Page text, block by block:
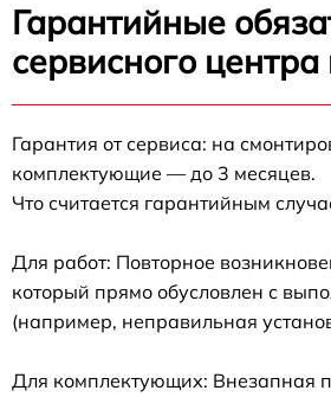
Гарантийные
сервисного
Гарантия от сервиса: на
комплектующие — до 3 месяцев.
Что считается гарантийным
Для работ: Повторное
который прямо обусловлен с
(например, неправильная
Для комплектующих: Внезапная